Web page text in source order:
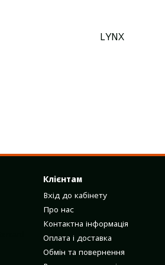
LYNX
Клієнтам
Вхід до кабінету
Про нас
Контактна інформація
Оплата і доставка
Обмін та повернення